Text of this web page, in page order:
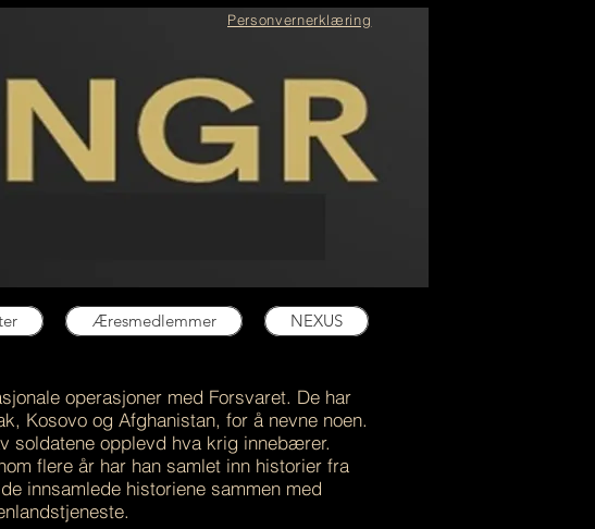
Personvernerklæring
Æresmedlemmer NEXUS
operasjoner med Forsvaret. De har
Kosovo og Afghanistan, for å nevne noen.
soldatene opplevd hva krig innebærer.
flere år har han samlet inn historier fra
innsamlede historiene sammen med